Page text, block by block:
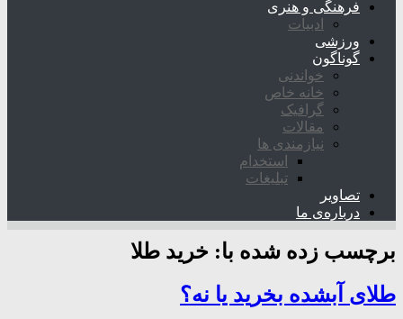
فرهنگی و هنری
ادبیات
ورزشی
گوناگون
خواندنی
خانه خاص
گرافیک
مقالات
نیازمندی ها
استخدام
تبلیغات
تصاویر
درباره‌ی ما
برچسب زده شده با: خرید طلا
طلای آبشده بخرید یا نه؟